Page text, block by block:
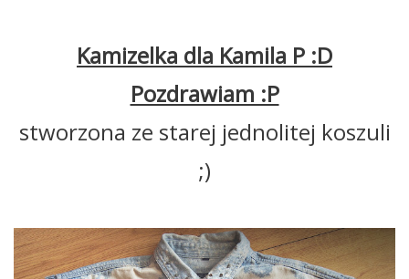
Kamizelka dla Kamila P :D
Pozdrawiam :P
stworzona ze starej jednolitej koszuli
;)